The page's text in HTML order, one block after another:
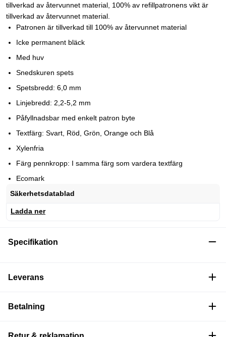
tillverkad av återvunnet material, 100% av refillpatronens vikt är
tillverkad av återvunnet material.
Patronen är tillverkad till 100% av återvunnet material
Icke permanent bläck
Med huv
Snedskuren spets
Spetsbredd: 6,0 mm
Linjebredd: 2,2-5,2 mm
Påfyllnadsbar med enkelt patron byte
Textfärg: Svart, Röd, Grön, Orange och Blå
Xylenfria
Färg pennkropp: I samma färg som vardera textfärg
Ecomark
Säkerhetsdatablad
Ladda ner
Specifikation
Leverans
Betalning